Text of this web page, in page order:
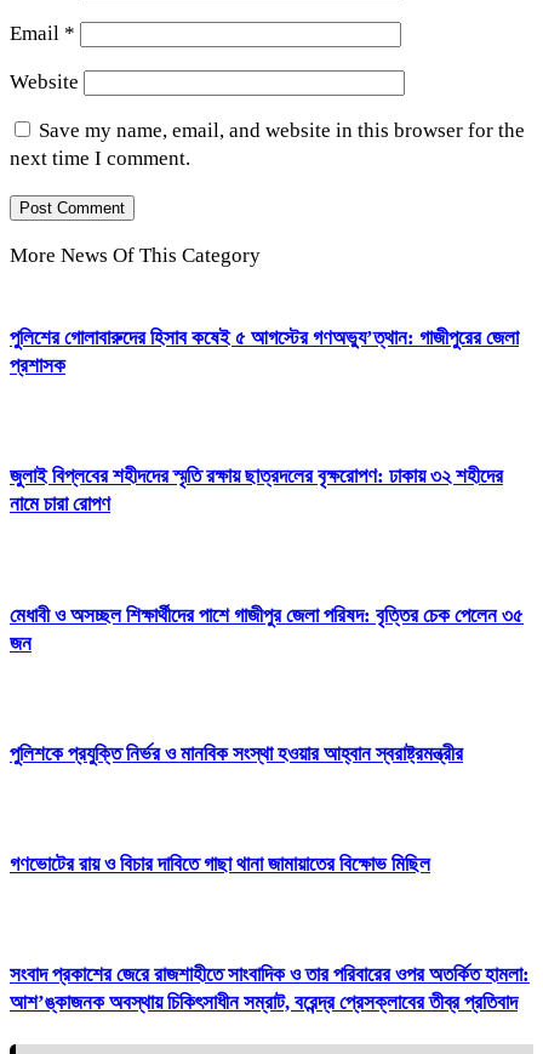
Email *
Website
Save my name, email, and website in this browser for the
next time I comment.
More News Of This Category
পুলিশের গোলাবারুদের হিসাব কষেই ৫ আগস্টের গণঅভ্যু’ত্থান: গাজীপুরের জেলা
প্রশাসক
জুলাই বিপ্লবের শহীদদের স্মৃতি রক্ষায় ছাত্রদলের বৃক্ষরোপণ: ঢাকায় ৩২ শহীদের
নামে চারা রোপণ
মেধাবী ও অসচ্ছল শিক্ষার্থীদের পাশে গাজীপুর জেলা পরিষদ: বৃত্তির চেক পেলেন ৩৫
জন
পুলিশকে প্রযুক্তি নির্ভর ও মানবিক সংস্থা হওয়ার আহ্বান স্বরাষ্ট্রমন্ত্রীর
গণভোটের রায় ও বিচার দাবিতে গাছা থানা জামায়াতের বিক্ষোভ মিছিল
সংবাদ প্রকাশের জেরে রাজশাহীতে সাংবাদিক ও তার পরিবারের ওপর অতর্কিত হামলা:
আশ’ঙ্কাজনক অবস্থায় চিকিৎসাধীন সম্রাট, বরেন্দ্র প্রেসক্লাবের তীব্র প্রতিবাদ